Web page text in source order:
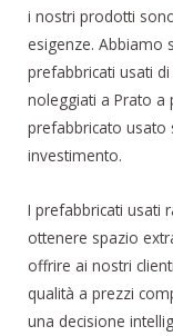
i nostri prodotti
esigenze. Abbiamo
prefabbricati usati
noleggiati a Prato a
prefabbricato usato
investimento.
I prefabbricati usati
ottenere spazio
offrire ai nostri
qualità a prezzi
una decisione